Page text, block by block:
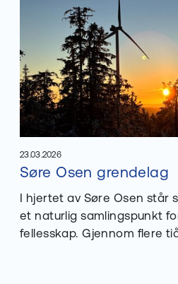
23.03.2026
Les mer om
Søre Osen grendelag
Publisert:
I hjertet av Søre Osen står
et naturlig samlingspunkt
fellesskap. Gjennom flere